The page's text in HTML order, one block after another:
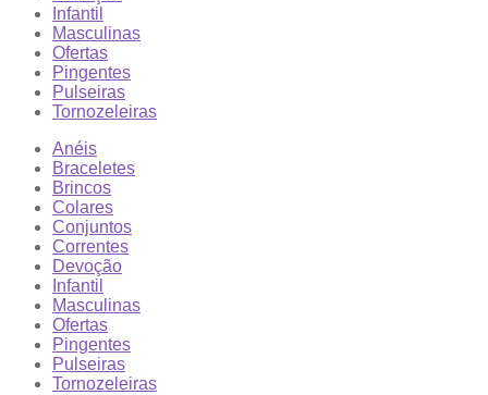
Infantil
Masculinas
Ofertas
Pingentes
Pulseiras
Tornozeleiras
Anéis
Braceletes
Brincos
Colares
Conjuntos
Correntes
Devoção
Infantil
Masculinas
Ofertas
Pingentes
Pulseiras
Tornozeleiras